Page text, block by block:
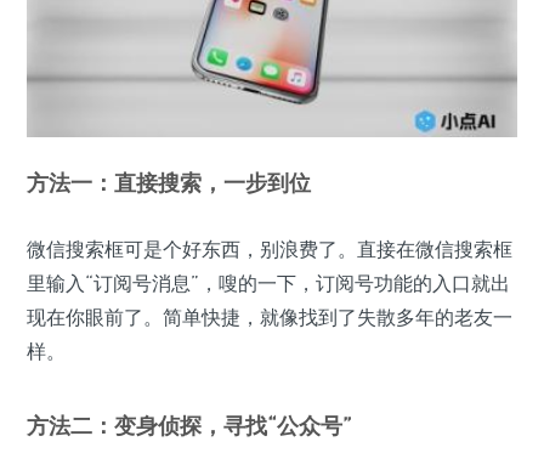
方法一：直接搜索，一步到位
微信搜索框可是个好东西，别浪费了。直接在微信搜索框
里输入“订阅号消息”，嗖的一下，订阅号功能的入口就出
现在你眼前了。简单快捷，就像找到了失散多年的老友一
样。
方法二：变身侦探，寻找“公众号”